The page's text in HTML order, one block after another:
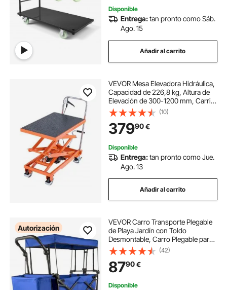
Disponible
Entrega:tan pronto como Sáb.
Ago. 15
Añadir al carrito
VEVOR Mesa Elevadora Hidráulica,
Capacidad de 226,8 kg, Altura de
Elevación de 300-1200 mm, Carrito
de Mesa Elevadora de Tijera Doble
con 4 Ruedas y Almohadilla
Antideslizante para Manipulación
(10)
37990€
Disponible
Entrega:tan pronto como Jue.
Ago. 13
Añadir al carrito
Autorización
VEVOR Carro Transporte Plegable
de Playa Jardín con Toldo
Desmontable, Carro Plegable para
Camping 4 Ruedas, Dimensión
92,7 x 54,3 x 98,5 cm, Carrito para
Exteriores Plegado de 98,5 x 52 x
17,8 cm
(42)
8790€
Disponible